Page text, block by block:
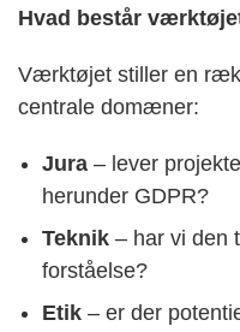
Hvad består
Værktøjet stiller en
centrale domæner:
Jura – lever
herunder GDPR?
Teknik – har vi den
forståelse?
Etik – er der